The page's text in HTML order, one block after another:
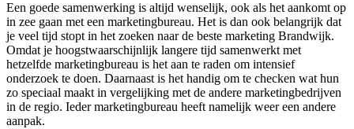
Een goede samenwerking is altijd wenselijk, ook als het aankomt op
in zee gaan met een marketingbureau. Het is dan ook belangrijk dat
je veel tijd stopt in het zoeken naar de beste marketing Brandwijk.
Omdat je hoogstwaarschijnlijk langere tijd samenwerkt met
hetzelfde marketingbureau is het aan te raden om intensief
onderzoek te doen. Daarnaast is het handig om te checken wat hun
zo speciaal maakt in vergelijking met de andere marketingbedrijven
in de regio. Ieder marketingbureau heeft namelijk weer een andere
aanpak.